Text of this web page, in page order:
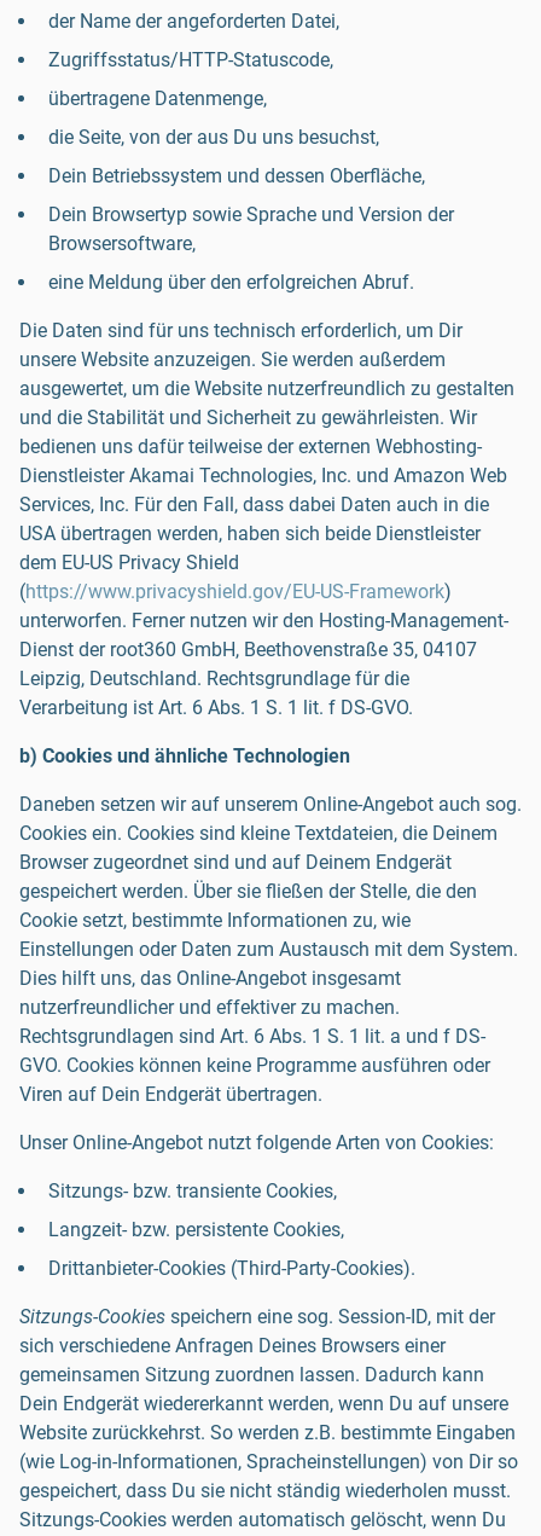
der Name der angeforderten Datei,
Zugriffsstatus/HTTP-Statuscode,
übertragene Datenmenge,
die Seite, von der aus Du uns besuchst,
Dein Betriebssystem und dessen Oberfläche,
Dein Browsertyp sowie Sprache und Version der
Browsersoftware,
eine Meldung über den erfolgreichen Abruf.
Die Daten sind für uns technisch erforderlich, um Dir
unsere Website anzuzeigen. Sie werden außerdem
ausgewertet, um die Website nutzerfreundlich zu gestalten
und die Stabilität und Sicherheit zu gewährleisten. Wir
bedienen uns dafür teilweise der externen Webhosting-
Dienstleister Akamai Technologies, Inc. und Amazon Web
Services, Inc. Für den Fall, dass dabei Daten auch in die
USA übertragen werden, haben sich beide Dienstleister
dem EU-US Privacy Shield
(https://www.privacyshield.gov/EU-US-Framework)
unterworfen. Ferner nutzen wir den Hosting-Management-
Dienst der root360 GmbH, Beethovenstraße 35, 04107
Leipzig, Deutschland. Rechtsgrundlage für die
Verarbeitung ist Art. 6 Abs. 1 S. 1 lit. f DS-GVO.
b) Cookies und ähnliche Technologien
Daneben setzen wir auf unserem Online-Angebot auch sog.
Cookies ein. Cookies sind kleine Textdateien, die Deinem
Browser zugeordnet sind und auf Deinem Endgerät
gespeichert werden. Über sie fließen der Stelle, die den
Cookie setzt, bestimmte Informationen zu, wie
Einstellungen oder Daten zum Austausch mit dem System.
Dies hilft uns, das Online-Angebot insgesamt
nutzerfreundlicher und effektiver zu machen.
Rechtsgrundlagen sind Art. 6 Abs. 1 S. 1 lit. a und f DS-
GVO. Cookies können keine Programme ausführen oder
Viren auf Dein Endgerät übertragen.
Unser Online-Angebot nutzt folgende Arten von Cookies:
Sitzungs- bzw. transiente Cookies,
Langzeit- bzw. persistente Cookies,
Drittanbieter-Cookies (Third-Party-Cookies).
Sitzungs-Cookies speichern eine sog. Session-ID, mit der
sich verschiedene Anfragen Deines Browsers einer
gemeinsamen Sitzung zuordnen lassen. Dadurch kann
Dein Endgerät wiedererkannt werden, wenn Du auf unsere
Website zurückkehrst. So werden z.B. bestimmte Eingaben
(wie Log-in-Informationen, Spracheinstellungen) von Dir so
gespeichert, dass Du sie nicht ständig wiederholen musst.
Sitzungs-Cookies werden automatisch gelöscht, wenn Du